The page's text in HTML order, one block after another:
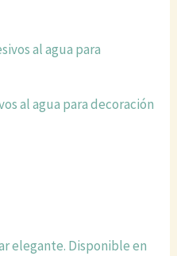
al agua para decoración